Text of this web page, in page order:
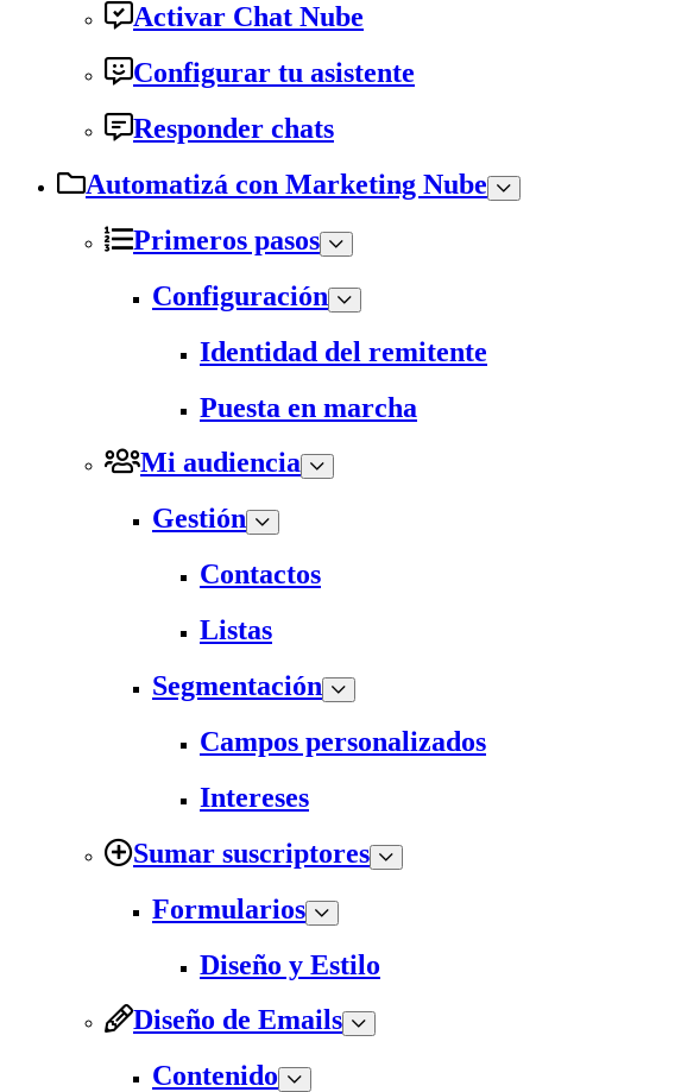
Activar Chat Nube
Configurar tu asistente
Responder chats
Automatizá con Marketing Nube
Primeros pasos
Configuración
Identidad del remitente
Puesta en marcha
Mi audiencia
Gestión
Contactos
Listas
Segmentación
Campos personalizados
Intereses
Sumar suscriptores
Formularios
Diseño y Estilo
Diseño de Emails
Contenido